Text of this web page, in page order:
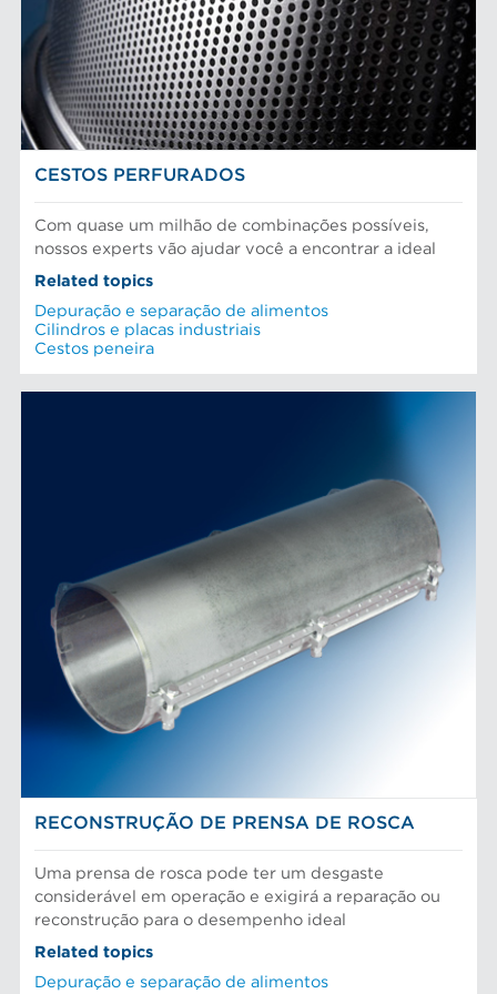
Depuração e separação de alimentos
Fibras químicas
Fibras recicladas
Pasta Mecanica
Refinação de fibras
Testes e laboratório
Peneiras
Preparação do material
Sistema de aproximação
PROCESSAMENTO DE ALIMENTOS
CESTOS PERFURADOS
Com quase um milhão de combinações possíveis,
nossos experts vão ajudar você a encontrar a ideal
Related topics
Depuração e separação de alimentos
Cilindros e placas industriais
Cestos peneira
RECONSTRUÇÃO DE PRENSA DE ROSCA
Uma prensa de rosca pode ter um desgaste
considerável em operação e exigirá a reparação ou
reconstrução para o desempenho ideal
Related topics
Depuração e separação de alimentos